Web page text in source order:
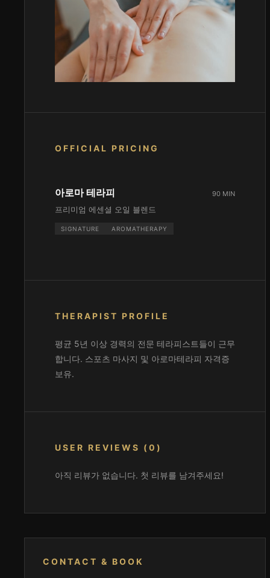
OFFICIAL PRICING
아로마 테라피
프리미엄 에센셜 오일 블렌드
SIGNATURE AROMATHERAPY
90 MIN
THERAPIST PROFILE
평균 5년 이상 경력의 전문 테라피스트들이 근무
합니다. 스포츠 마사지 및 아로마테라피 자격증
보유.
USER REVIEWS (0)
아직 리뷰가 없습니다. 첫 리뷰를 남겨주세요!
CONTACT & BOOK